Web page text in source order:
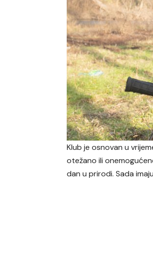
Klub je osnovan u
otežano ili
dan u prirodi. Sada